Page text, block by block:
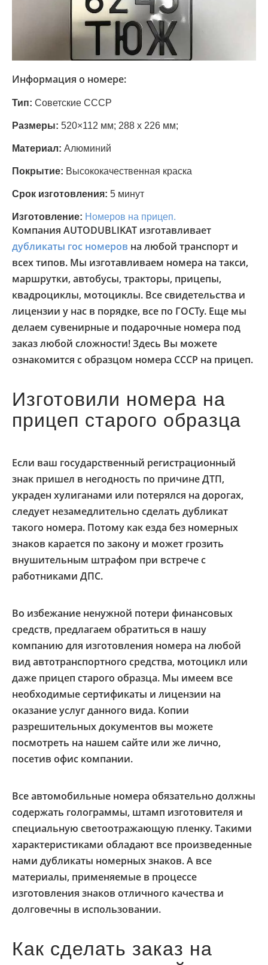
Информация о номере:
Тип: Советские СССР
Размеры: 520×112 мм; 288 х 226 мм;
Материал: Алюминий
Покрытие: Высококачественная краска
Срок изготовления: 5 минут
Изготовление: Номеров на прицеп.
Компания AUTODUBLIKAT изготавливает
дубликаты гос номеров на любой транспорт и
всех типов. Мы изготавливаем номера на такси,
маршрутки, автобусы, тракторы, прицепы,
квадроциклы, мотоциклы. Все свидетельства и
лицензии у нас в порядке, все по ГОСТу. Еще мы
делаем сувенирные и подарочные номера под
заказ любой сложности! Здесь Вы можете
ознакомится с образцом номера СССР на прицеп.
Изготовили номера на
прицеп старого образца
Если ваш государственный регистрационный
знак пришел в негодность по причине ДТП,
украден хулиганами или потерялся на дорогах,
следует незамедлительно сделать дубликат
такого номера. Потому как езда без номерных
знаков карается по закону и может грозить
внушительным штрафом при встрече с
работниками ДПС.
Во избежание ненужной потери финансовых
средств, предлагаем обратиться в нашу
компанию для изготовления номера на любой
вид автотранспортного средства, мотоцикл или
даже прицеп старого образца. Мы имеем все
необходимые сертификаты и лицензии на
оказание услуг данного вида. Копии
разрешительных документов вы можете
посмотреть на нашем сайте или же лично,
посетив офис компании.
Все автомобильные номера обязательно должны
содержать голограммы, штамп изготовителя и
специальную светоотражающую пленку. Такими
характеристиками обладают все произведенные
нами дубликаты номерных знаков. А все
материалы, применяемые в процессе
изготовления знаков отличного качества и
долговечны в использовании.
Как сделать заказ на